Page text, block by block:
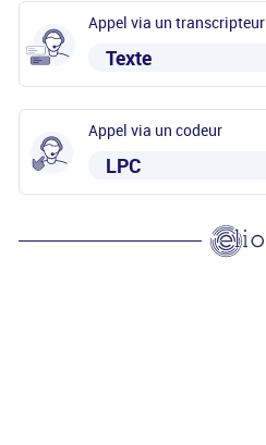
Appel via un transcripteur
Texte
Appel via un codeur
LPC